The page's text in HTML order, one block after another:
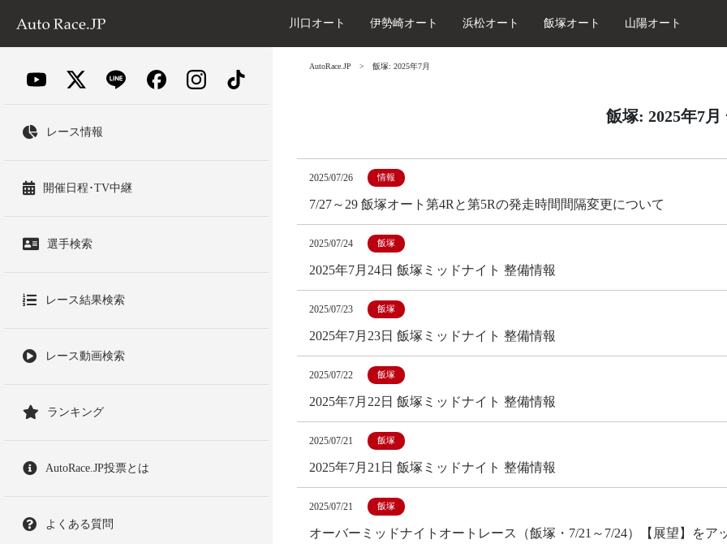
川口オート 伊勢崎オート 浜松オート 飯塚オート 山陽オート
レース情報
開催日程･TV中継
選手検索
レース結果検索
レース動画検索
ランキング
AutoRace.JP投票とは
よくある質問
AutoRace.JP 飯塚: 2025年7月
飯塚: 2025年7月
2025/07/26 情報
7/27～29 飯塚オート第4Rと第5Rの発走時間間隔変更について
2025/07/24 飯塚
2025年7月24日 飯塚ミッドナイト 整備情報
2025/07/23 飯塚
2025年7月23日 飯塚ミッドナイト 整備情報
2025/07/22 飯塚
2025年7月22日 飯塚ミッドナイト 整備情報
2025/07/21 飯塚
2025年7月21日 飯塚ミッドナイト 整備情報
2025/07/21 飯塚
オーバーミッドナイトオートレース（飯塚・7/21～7/24）【展望】をア